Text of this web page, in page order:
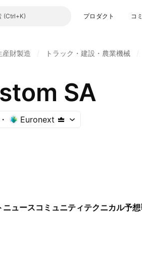
プロダクト コ
産財製造 トラック・建設・農業機械
SA
Euronext
ニュースコミュニティテクニカル予想